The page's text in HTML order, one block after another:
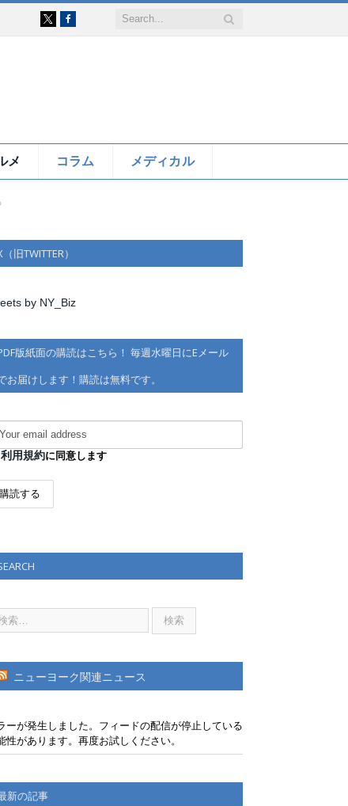
Facebook
メ コラム メディカル
（旧TWITTER）
by NY_Biz
版紙面の購読はこちら！ 毎週水曜日にEメール
お届けします！購読は無料です。
利用規約に同意します
ニューヨーク関連ニュース
ーが発生しました。フィードの配信が停止している
性があります。再度お試しください。
新の記事